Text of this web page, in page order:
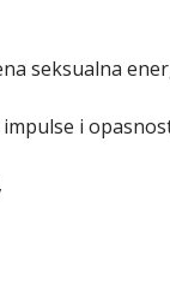
seksualna
i